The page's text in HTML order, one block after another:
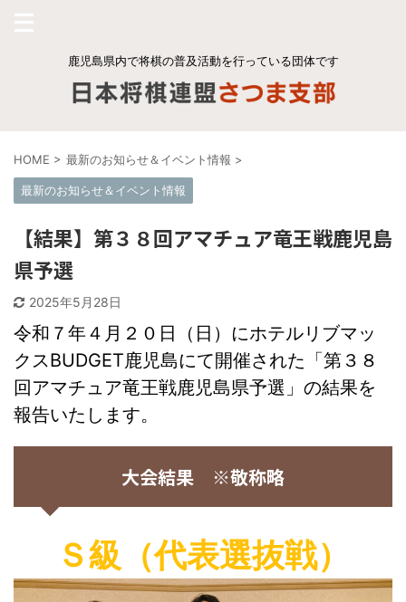
鹿児島県内で将棋の普及活動を行っている団体です
HOME > 最新のお知らせ＆イベント情報 >
最新のお知らせ＆イベント情報
【結果】第３８回アマチュア竜王戦鹿児島
県予選
2025年5月28日
令和７年４月２０日（日）にホテルリブマッ
クスBUDGET鹿児島にて開催された「第３８
回アマチュア竜王戦鹿児島県予選」の結果を
報告いたします。
大会結果 ※敬称略
Ｓ級（代表選抜戦）